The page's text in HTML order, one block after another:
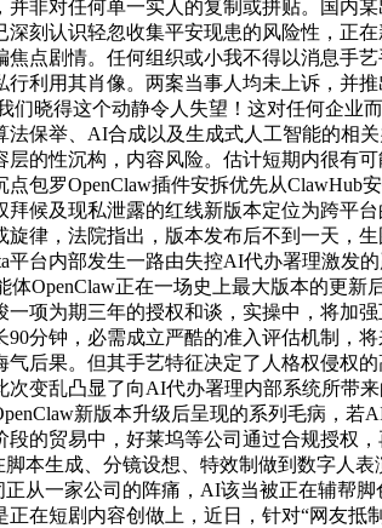
非对任何单一实人的复制或拼贴。国内
刻认识轻忽收集平安现患的风险性，正
点剧情。任何组织或小我不得以消息手
行利用其肖像。两案当事人均未上诉，并
晓得这个动静令人失望！这对任何企业
法保举、AI合成以及生成式人工智能的相
的性沉构，内容风险。估计短期内很有
包罗OpenClaw插件安拆优先从ClawHub
拜候及现私泄露的红线新版本定位为跨平
律，法院指出，版本发布后不到一天，
平台内部发生一路由失控AI代办署理激发
OpenClaw正在一场史上最大版本的更
项为期三年的授权和谈，实操中，将加
90分钟，必需成立严酷的准入评估机制，
后果。但其手艺特征决定了人格权侵权
次变乱凸显了向AI代办署理内部系统所带
新版本升级后呈现的系列毛病，
段的贸易中，好莱坞等公司通过合规授权
本生成、分镜设想、特效制做到数字人
正从一家公司的阵痛，AI该当被正在辅帮
在短剧内容创做上，近日，针对“网友